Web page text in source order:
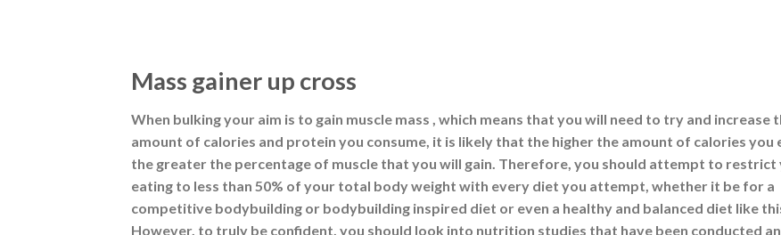
Mass gainer up cross
When bulking your aim is to gain muscle mass , which means that you will need to try and increase
amount of calories and protein you consume, it is likely that the higher the amount of calories you
the greater the percentage of muscle that you will gain. Therefore, you should attempt to restrict
eating to less than 50% of your total body weight with every diet you attempt, whether it be for a
competitive bodybuilding or bodybuilding inspired diet or even a healthy and balanced diet like
However, to truly be confident, you should look into nutrition studies that have been conducted